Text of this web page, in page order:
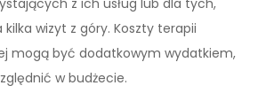
z ich usług lub dla tych,
kilka wizyt z góry. Koszty terapii
mogą być dodatkowym wydatkiem,
w budżecie.